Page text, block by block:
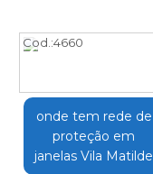
Cod.:4660
onde tem rede de
proteção em
janelas Vila Matilde